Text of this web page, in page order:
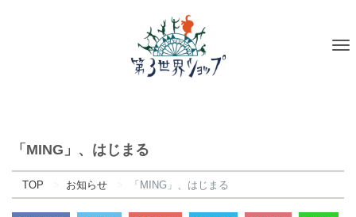
「MING」、はじまる
TOP お知らせ 「MING」、はじまる